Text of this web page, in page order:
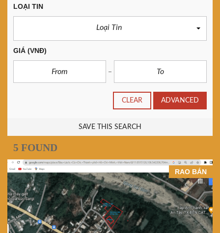
LOẠI TIN
Loại Tin
GIÁ (VNĐ)
CLEAR ADVANCED
SAVE THIS SEARCH
5 FOUND
RAO BÁN